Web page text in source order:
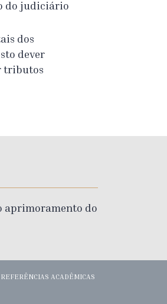
do judiciário
dos
dever
tributos
aprimoramento do
REFERÊNCIAS ACADÊMICAS